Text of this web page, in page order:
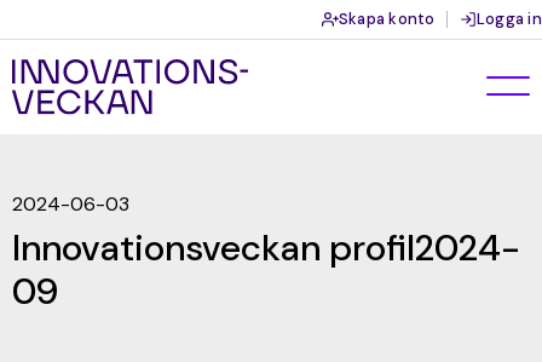
Skapa konto Logga in
2024-06-03
Innovationsveckan profil2024-
09